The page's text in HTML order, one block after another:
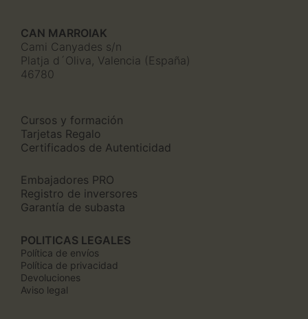
CAN MARROIAK
Cami Canyades s/n
Platja d´Oliva, Valencia (España)
46780
Cursos y formación
Tarjetas Regalo
Certificados de Autenticidad
Embajadores PRO
Registro de inversores
Garantía de subasta
POLITICAS LEGALES
Política de envíos
Política de privacidad
Devoluciones
Aviso legal